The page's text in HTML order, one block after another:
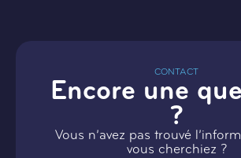
CONTACT
Encore une
?
Vous n’avez pas trouvé
vous cherchiez ?